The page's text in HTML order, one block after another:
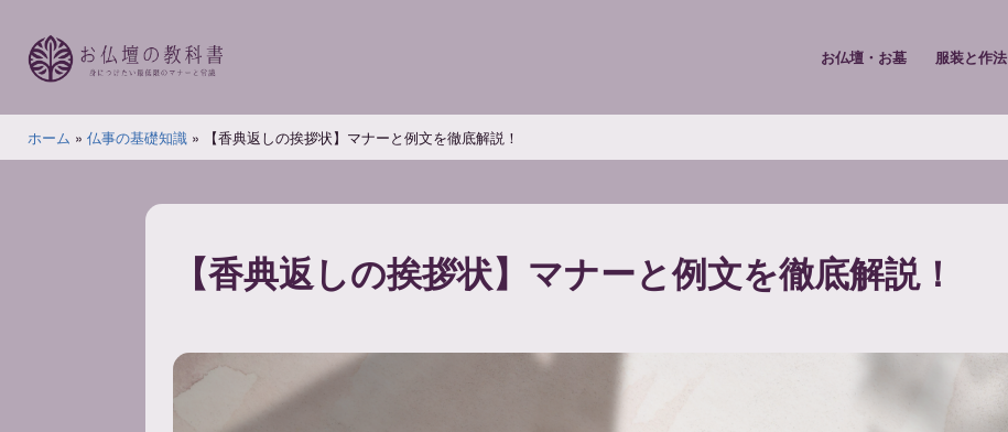
へ
お
仏
お仏壇・お墓 服装と作法
ホーム » 仏事の基礎知識 » 【香典返しの挨拶状】マナーと例文を徹底解説！
【香典返しの挨拶状】マナーと例文を徹底解説！